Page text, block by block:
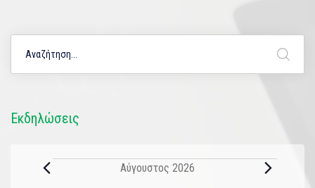
Εκδηλώσεις
Αύγουστος 2026